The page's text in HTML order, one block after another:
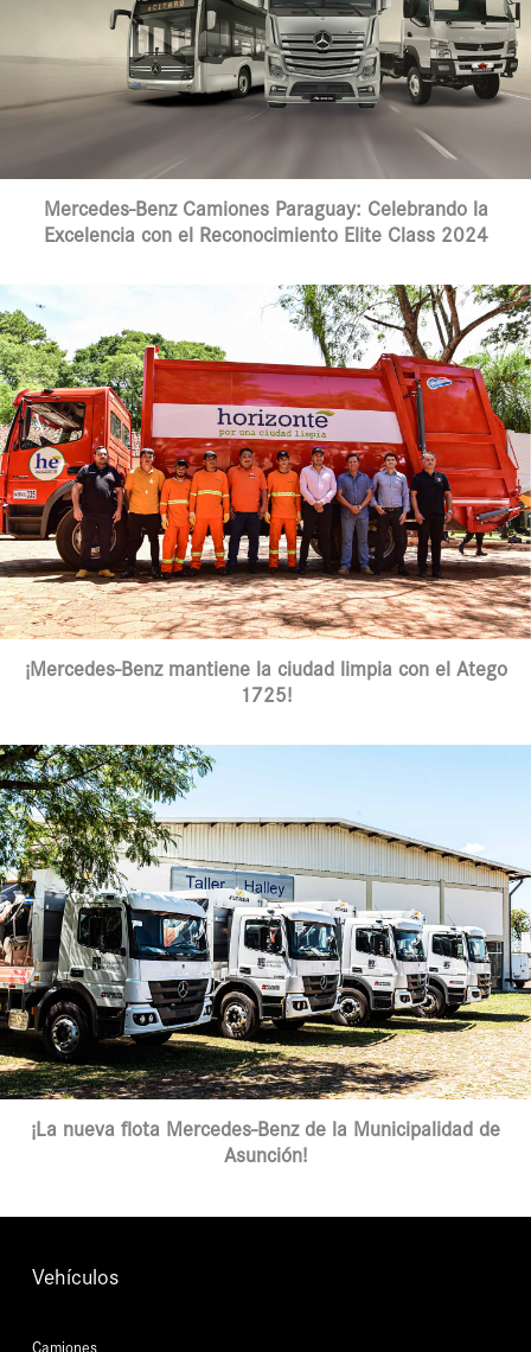
Mercedes-Benz Camiones Paraguay: Celebrando la
Excelencia con el Reconocimiento Elite Class 2024
¡Mercedes-Benz mantiene la ciudad limpia con el Atego
1725!
¡La nueva flota Mercedes-Benz de la Municipalidad de
Asunción!
Vehículos
Camiones